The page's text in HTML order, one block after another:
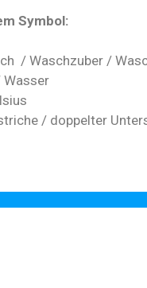
Symbol:
/ Waschzuber /
Wasser
/ doppelter